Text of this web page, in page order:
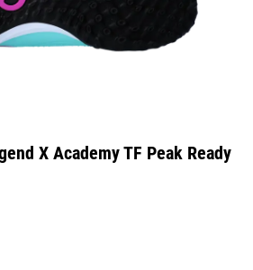
X Academy TF Peak Ready